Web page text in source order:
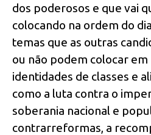
dos poderosos e que vai
colocando na ordem do
temas que as outras
ou não podem colocar em
identidades de classes e
como a luta contra o
soberania nacional e
contrarreformas, a